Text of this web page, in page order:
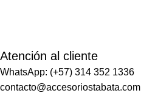
Atención al cliente
WhatsApp: (+57) 314 352 1336
contacto@accesoriostabata.com